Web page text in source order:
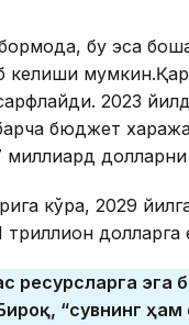
бу эса
келиши
2023
бюджет
миллиард
кўра, 2029
эга
“сувнинг ҳам